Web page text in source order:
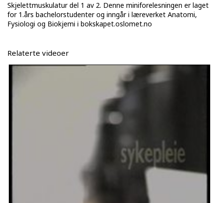
Skjelettmuskulatur del 1 av 2. Denne miniforelesningen er laget
for 1.års bachelorstudenter og inngår i læreverket Anatomi,
Fysiologi og Biokjemi i bokskapet.oslomet.no
Relaterte videoer